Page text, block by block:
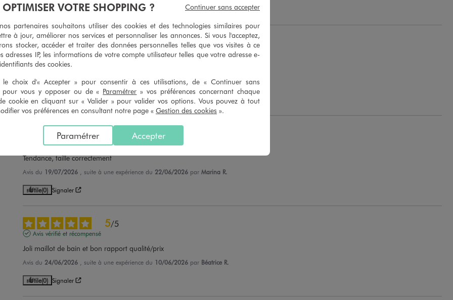
Utile(0) Signaler
4/5
Avis vérifié et récompensé
Parfait
Avis du 28/07/2026 , suite à une expérience du15/07/2026 par Catherine C.
Utile (0) Signaler
Avis vérifié et récompensé
Tendance, taille correctement
Avis du 19/07/2026 , suite à une expérience du 22/06/2026 par Marina R.
Utile(0) Signaler
5/5
Avis vérifié et récompensé
Joli maillot de bain et bon rapport qualité/prix
Avis du 24/06/2026 , suite à une expérience du 10/06/2026 par Béatrice R.
Utile(0) Signaler
OPTIMISER VOTRE SHOPPING ?
partenaires souhaitons utiliser des cookies et des technologies similaires pour
à jour, améliorer nos services et personnaliser les annonces. Si vous l'acceptez,
stocker, accéder et traiter des données personnelles telles que vos visites à ce
adresses IP, les informations de votre compte utilisateur telles que votre adresse e-
des cookies.
le choix d'« Accepter » pour consentir à ces utilisations, de « Continuer sans
pour vous y opposer ou de « Paramétrer » vos préférences concernant chaque
cookie en cliquant sur « Valider » pour valider vos options. Vous pouvez à tout
vos préférences en consultant notre page « Gestion des cookies ».
Accepter
Paramétrer
Continuer sans accepter